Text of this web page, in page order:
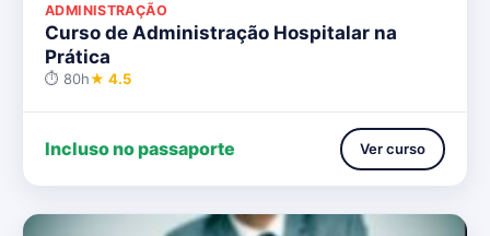
ADMINISTRAÇÃO
Curso de Administração Hospitalar na
Prática
⏱ 80h★ 4.5
Incluso no passaporte Ver curso